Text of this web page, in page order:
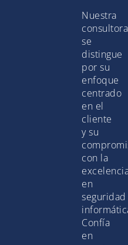
Nuestra
consultora
se
distingue
por su
enfoque
centrado
en el
cliente
y su
con la
en
seguridad
Confía
en